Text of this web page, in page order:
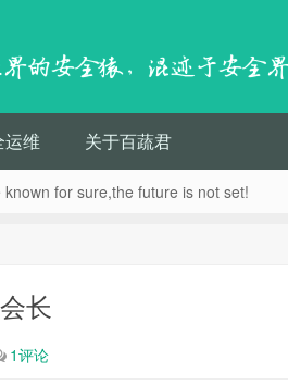
的安全猿，混迹于安全
运维 关于百蔬君
for sure,the future is not set!
长
1评论